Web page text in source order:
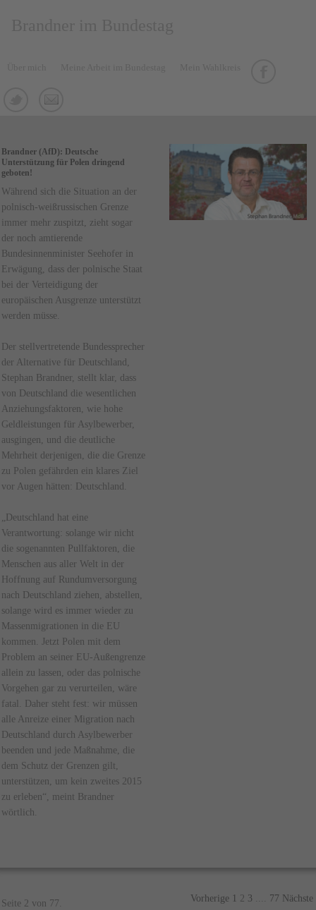
Brandner (AfD): Deutsche
Unterstützung für Polen dringend
geboten!
Während sich die Situation an der
polnisch-weißrussischen Grenze
immer mehr zuspitzt, zieht sogar
der noch amtierende
Bundesinnenminister Seehofer in
Erwägung, dass der polnische Staat
bei der Verteidigung der
europäischen Ausgrenze unterstützt
werden müsse.
Der stellvertretende Bundessprecher
der Alternative für Deutschland,
Stephan Brandner, stellt klar, dass
von Deutschland die wesentlichen
Anziehungsfaktoren, wie hohe
Geldleistungen für Asylbewerber,
ausgingen, und die deutliche
Mehrheit derjenigen, die die Grenze
zu Polen gefährden ein klares Ziel
vor Augen hätten: Deutschland.
„Deutschland hat eine
Verantwortung: solange wir nicht
die sogenannten Pullfaktoren, die
Menschen aus aller Welt in der
Hoffnung auf Rundumversorgung
nach Deutschland ziehen, abstellen,
solange wird es immer wieder zu
Massenmigrationen in die EU
kommen. Jetzt Polen mit dem
Problem an seiner EU-Außengrenze
allein zu lassen, oder das polnische
Vorgehen gar zu verurteilen, wäre
fatal. Daher steht fest: wir müssen
alle Anreize einer Migration nach
Deutschland durch Asylbewerber
beenden und jede Maßnahme, die
dem Schutz der Grenzen gilt,
unterstützen, um kein zweites 2015
zu erleben“, meint Brandner
wörtlich.
Seite 2 von 77. Vorherige 1 2 3 77 Nächste